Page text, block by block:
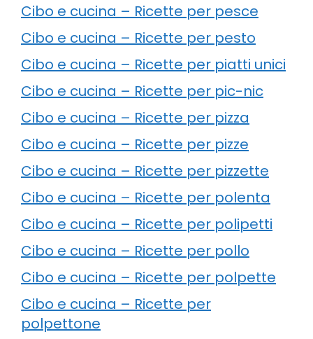
Cibo e cucina – Ricette per pesce
Cibo e cucina – Ricette per pesto
Cibo e cucina – Ricette per piatti unici
Cibo e cucina – Ricette per pic-nic
Cibo e cucina – Ricette per pizza
Cibo e cucina – Ricette per pizze
Cibo e cucina – Ricette per pizzette
Cibo e cucina – Ricette per polenta
Cibo e cucina – Ricette per polipetti
Cibo e cucina – Ricette per pollo
Cibo e cucina – Ricette per polpette
Cibo e cucina – Ricette per
polpettone